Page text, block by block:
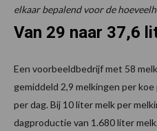
elkaar bepalend voor de
Van 29 naar 37,6
Een voorbeeldbedrijf met 58
gemiddeld 2,9 melkingen per
per dag. Bij 10 liter melk per
dagproductie van 1.680 liter